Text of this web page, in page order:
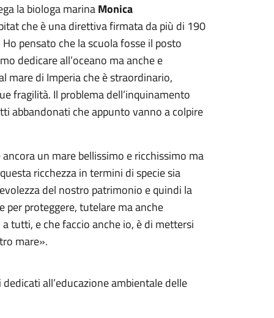
la biologa marinaMonica
che è una direttiva firmata da più di 190
pensato che la scuola fosse il posto
dedicare all’oceano ma anche e
mare di Imperia che è straordinario,
fragilità. Il problema dell’inquinamento
abbandonati che appunto vanno a colpire
un mare bellissimo e ricchissimo ma
ricchezza in termini di specie sia
del nostro patrimonio e quindi la
per proteggere, tutelare ma anche
tutti, e che faccio anche io, è di mettersi
mare».
all’educazione ambientale delle